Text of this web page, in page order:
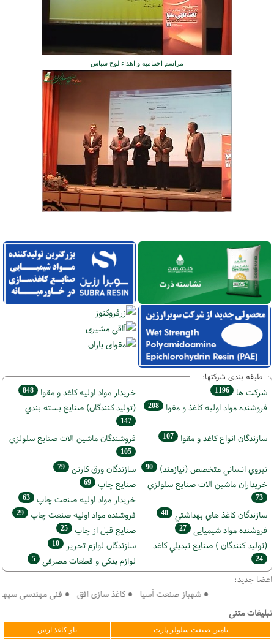
مراسم اختتامیه و اهداء لوح سپاس
طبقه بندی شرکتها:
شركت ها 1196 خريدار مواد اوليه كاغذ و مقوا 848
فروشنده مواد اوليه كاغذ و مقوا 208 (تولید كنندگان) صنايع بسته بندي
147
سازندگان انواع کاغذ و مقوا 107 فروشندگان ماشين آلات صنايع سلولزي
105
نيروي انساني متخصص (نیازمند) 90 سازندگان ورق كارتن 79
خریداران ماشين آلات صنايع سلولزي
73
صنايع چاپ 69
خريدار مواد اوليه صنعت چاپ 63
سازندگان كاغذ هاي بهداشتي 40 فروشنده مواد اوليه صنعت چاپ 29
فروشنده مواد شیمیایی 27 صنايع قبل از چاپ 25
(تولید كنندگان ) صنايع تبديلي كاغذ
24
سازندگان لوازم تحریر 10
لوازم یدکی و قطعات مصرفی 5
اعضا جدید:
● شهباز صنعت آسیا ● کاغذ سازی افق ● فنی مهندسی سپهر کویر
تبلیغات متنی
تامین صنعت سلولز پارت
تاو کاغذ ارس